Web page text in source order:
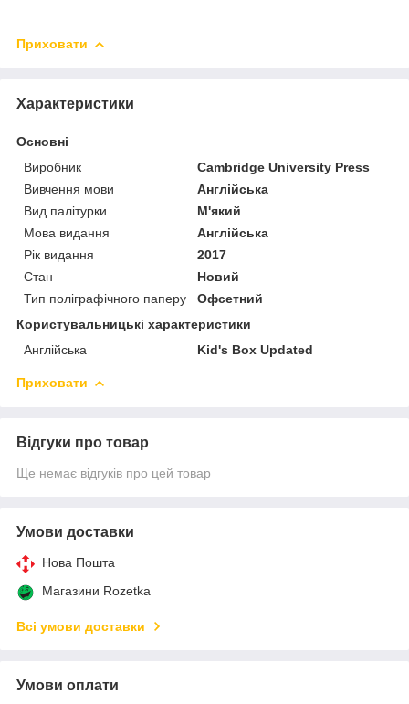
Приховати
Характеристики
Основні
Виробник
Cambridge University Press
Вивчення мови
Англійська
Вид палітурки
М'який
Мова видання
Англійська
Рік видання
2017
Стан
Новий
Тип поліграфічного паперу
Офсетний
Користувальницькі характеристики
Англійська
Kid's Box Updated
Приховати
Відгуки про товар
Ще немає відгуків про цей товар
Умови доставки
Нова Пошта
Магазини Rozetka
Всі умови доставки
Умови оплати